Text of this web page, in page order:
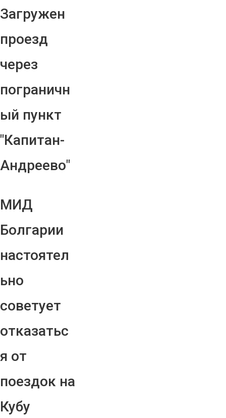
Загружен
проезд
через
пограничн
ый пункт
"Капитан-
Андреево"
МИД
Болгарии
настоятел
ьно
советует
отказатьс
я от
поездок на
Кубу